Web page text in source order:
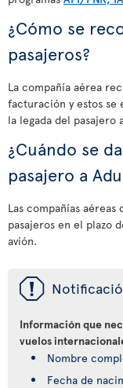
¿Cómo se
pasajeros?
La compañía aérea
facturación y estos se
la legada del pasajero
¿Cuándo se
pasajero a
Las compañías
pasajeros en el plazo
avión.
ü
Información que
vuelos
Nombre
Fecha de